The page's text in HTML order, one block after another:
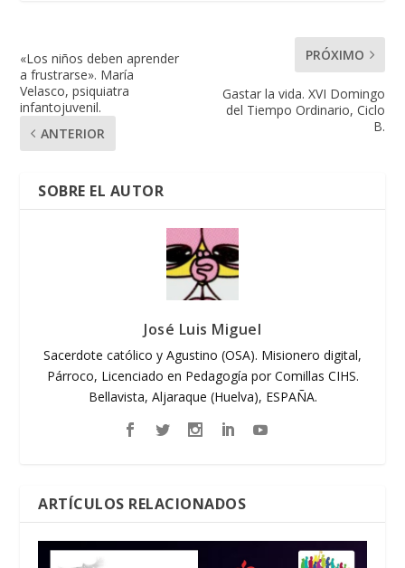
«Los niños deben aprender
a frustrarse». María
Velasco, psiquiatra
infantojuvenil.
ANTERIOR
PRÓXIMO
Gastar la vida. XVI Domingo
del Tiempo Ordinario, Ciclo
B.
SOBRE EL AUTOR
José Luis Miguel
Sacerdote católico y Agustino (OSA). Misionero digital,
Párroco, Licenciado en Pedagogía por Comillas CIHS.
Bellavista, Aljaraque (Huelva), ESPAÑA.
ARTÍCULOS RELACIONADOS